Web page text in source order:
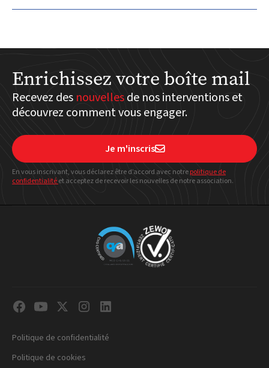
Enrichissez votre boîte mail
Recevez des nouvellesde nos interventions et
découvrez comment vous engager.
Je m'inscris
En vous inscrivant, vous déclarez être d’accord avec notrepolitiquede
confidentialitéet acceptez de recevoir les nouvelles de notre association.
Politique de confidentialité
Politique de cookies